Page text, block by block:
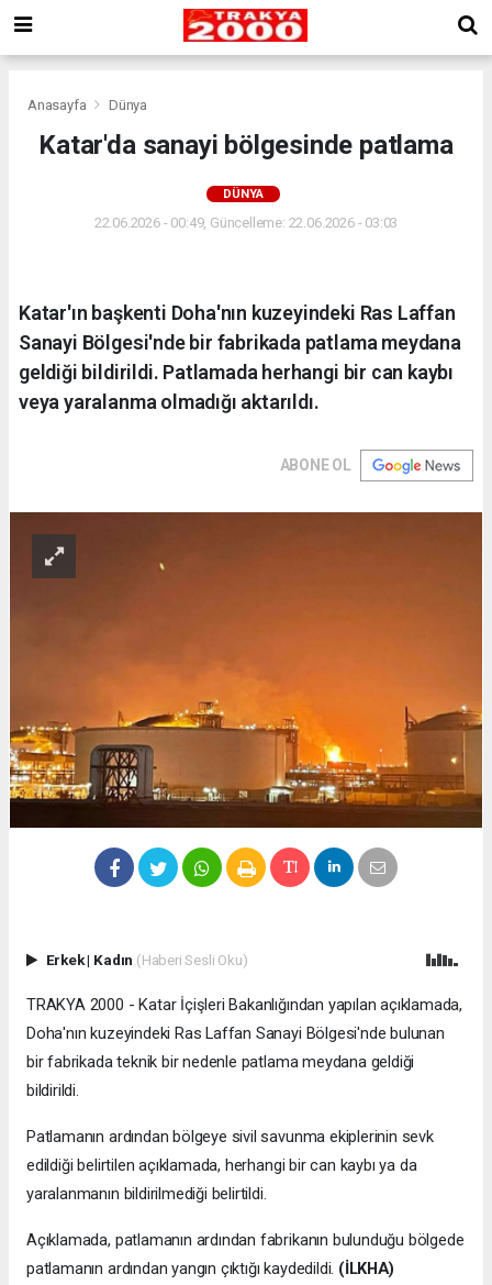
Anasayfa Dünya
Katar'da sanayi bölgesinde patlama
DÜNYA
22.06.2026 - 00:49, Güncelleme: 22.06.2026 - 03:03
Katar'ın başkenti Doha'nın kuzeyindeki Ras Laffan
Sanayi Bölgesi'nde bir fabrikada patlama meydana
geldiği bildirildi. Patlamada herhangi bir can kaybı
veya yaralanma olmadığı aktarıldı.
ABONE OL
Erkek| Kadın (Haberi Sesli Oku)
TRAKYA 2000 - Katar İçişleri Bakanlığından yapılan açıklamada,
Doha'nın kuzeyindeki Ras Laffan Sanayi Bölgesi'nde bulunan
bir fabrikada teknik bir nedenle patlama meydana geldiği
bildirildi.
Patlamanın ardından bölgeye sivil savunma ekiplerinin sevk
edildiği belirtilen açıklamada, herhangi bir can kaybı ya da
yaralanmanın bildirilmediği belirtildi.
Açıklamada, patlamanın ardından fabrikanın bulunduğu bölgede
patlamanın ardından yangın çıktığı kaydedildi. (İLKHA)